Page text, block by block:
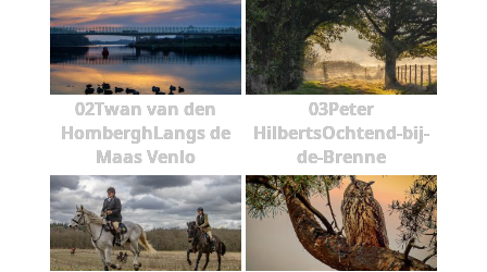
02Twan van den
HomberghLangs de
Maas Venlo
03Peter
HilbertsOchtend-bij-
de-Brenne